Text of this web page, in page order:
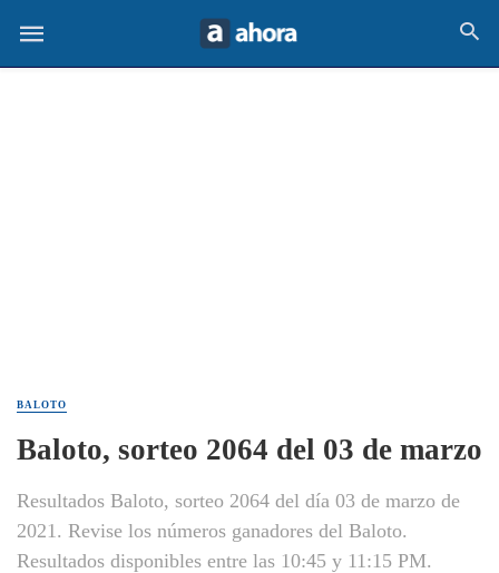
BALOTO
Baloto, sorteo 2064 del 03 de marzo
Resultados Baloto, sorteo 2064 del día 03 de marzo de
2021. Revise los números ganadores del Baloto.
Resultados disponibles entre las 10:45 y 11:15 PM.